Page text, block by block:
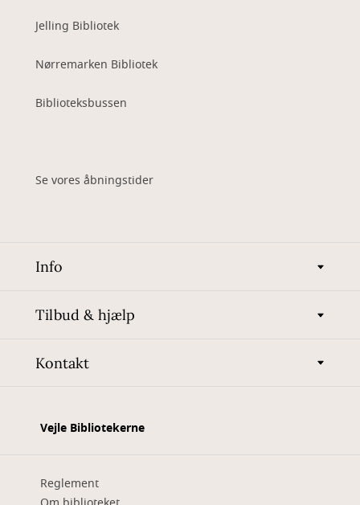
Jelling Bibliotek
Nørremarken Bibliotek
Biblioteksbussen
Se vores åbningstider
Info
Tilbud & hjælp
Kontakt
Vejle Bibliotekerne
Reglement